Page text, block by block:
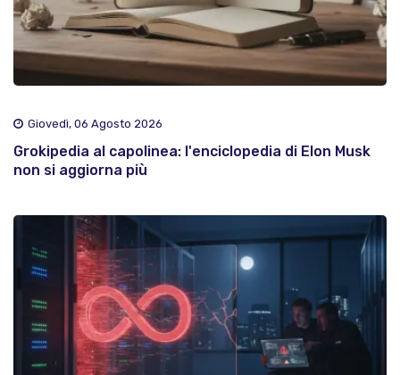
Giovedì, 06 Agosto 2026
Grokipedia al capolinea: l'enciclopedia di Elon Musk
non si aggiorna più